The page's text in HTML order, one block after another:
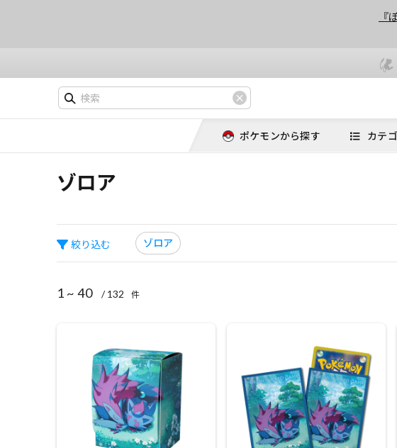
『
ポケモンから探す カテ
ゾロア
絞り込む ゾロア
1 ~ 40 / 132 件